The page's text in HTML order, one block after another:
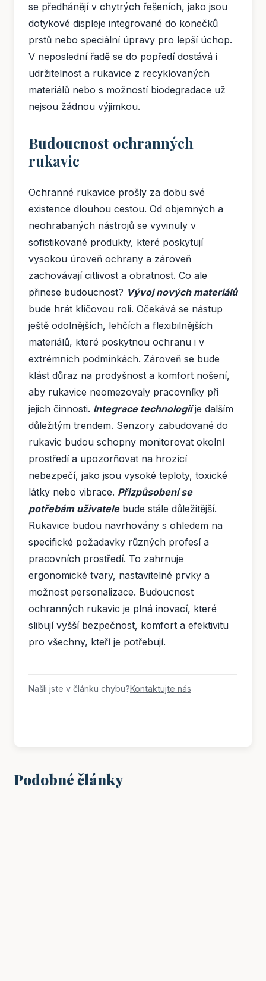
se předhánějí v chytrých řešeních, jako jsou
dotykové displeje integrované do konečků
prstů nebo speciální úpravy pro lepší úchop.
V neposlední řadě se do popředí dostává i
udržitelnost a rukavice z recyklovaných
materiálů nebo s možností biodegradace už
nejsou žádnou výjimkou.
Budoucnost ochranných
rukavic
Ochranné rukavice prošly za dobu své
existence dlouhou cestou. Od objemných a
neohrabaných nástrojů se vyvinuly v
sofistikované produkty, které poskytují
vysokou úroveň ochrany a zároveň
zachovávají citlivost a obratnost. Co ale
přinese budoucnost? Vývoj nových materiálů
bude hrát klíčovou roli. Očekává se nástup
ještě odolnějších, lehčích a flexibilnějších
materiálů, které poskytnou ochranu i v
extrémních podmínkách. Zároveň se bude
klást důraz na prodyšnost a komfort nošení,
aby rukavice neomezovaly pracovníky při
jejich činnosti. Integrace technologiíje dalším
důležitým trendem. Senzory zabudované do
rukavic budou schopny monitorovat okolní
prostředí a upozorňovat na hrozící
nebezpečí, jako jsou vysoké teploty, toxické
látky nebo vibrace. Přizpůsobení se
potřebám uživatelebude stále důležitější.
Rukavice budou navrhovány s ohledem na
specifické požadavky různých profesí a
pracovních prostředí. To zahrnuje
ergonomické tvary, nastavitelné prvky a
možnost personalizace. Budoucnost
ochranných rukavic je plná inovací, které
slibují vyšší bezpečnost, komfort a efektivitu
pro všechny, kteří je potřebují.
Našli jste v článku chybu?Kontaktujte nás
Podobné články